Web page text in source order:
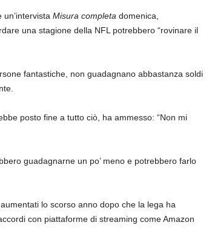
Misura completa domenica,
una stagione della NFL potrebbero “rovinare il
fantastiche, non guadagnano abbastanza soldi
posto fine a tutto ciò, ha ammesso: “Non mi
guadagnarne un po’ meno e potrebbero farlo
lo scorso anno dopo che la lega ha
con piattaforme di streaming come Amazon